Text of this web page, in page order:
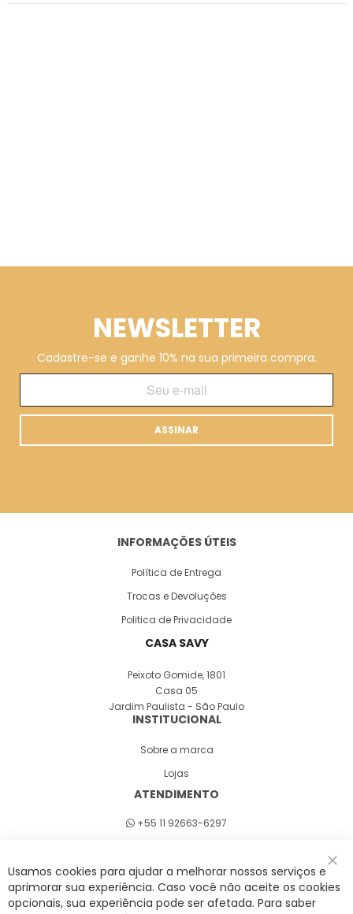
NEWSLETTER
Cadastre-se e ganhe 10% na sua primeira compra.
ASSINAR
INFORMAÇÕES ÚTEIS
Política de Entrega
Trocas e Devoluções
Politica de Privacidade
CASA SAVY
Peixoto Gomide, 1801
Casa 05
Jardim Paulista - São Paulo
INSTITUCIONAL
Sobre a marca
Lojas
ATENDIMENTO
+55 11 92663-6297
A Savy é uma lifestyle brand. Uma marca que promove fluidez para viver
Usamos cookies para ajudar a melhorar nossos serviços e
aprimorar sua experiência. Caso você não aceite os cookies
opcionais, sua experiência pode ser afetada. Para saber